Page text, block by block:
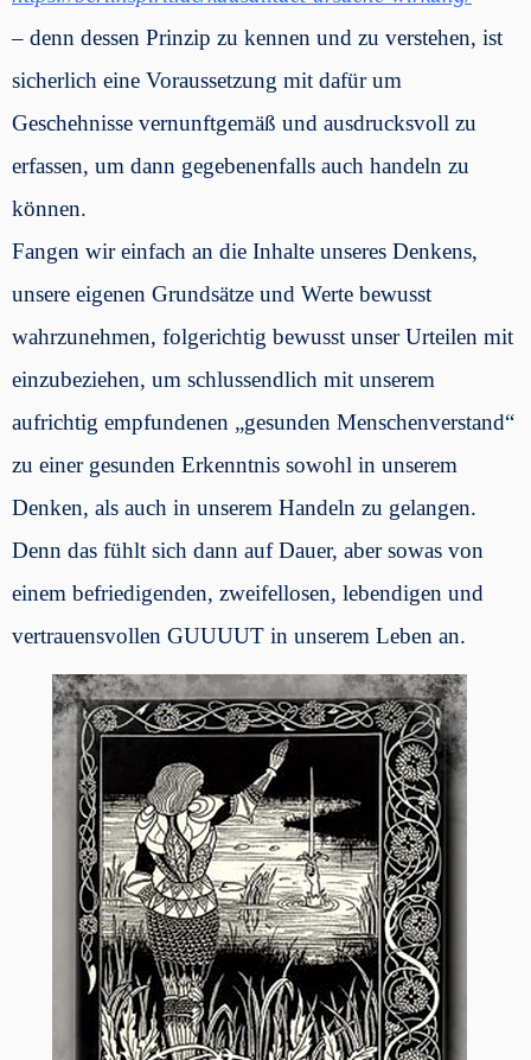
– denn dessen Prinzip zu kennen und zu verstehen, ist
sicherlich eine Voraussetzung mit dafür um
Geschehnisse vernunftgemäß und ausdrucksvoll zu
erfassen, um dann gegebenenfalls auch handeln zu
können.
Fangen wir einfach an die Inhalte unseres Denkens,
unsere eigenen Grundsätze und Werte bewusst
wahrzunehmen, folgerichtig bewusst unser Urteilen mit
einzubeziehen, um schlussendlich mit unserem
aufrichtig empfundenen „gesunden Menschenverstand“
zu einer gesunden Erkenntnis sowohl in unserem
Denken, als auch in unserem Handeln zu gelangen.
Denn das fühlt sich dann auf Dauer, aber sowas von
einem befriedigenden, zweifellosen, lebendigen und
vertrauensvollen GUUUUT in unserem Leben an.